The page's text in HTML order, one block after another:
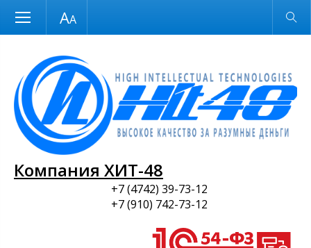
Размер шрифта Обычная версия
Компания ХИТ-48
+7 (4742) 39-73-12
+7 (910) 742-73-12